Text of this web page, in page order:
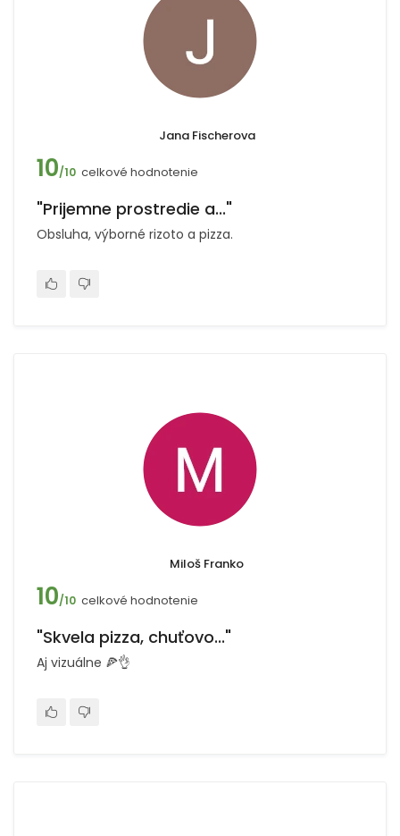
Jana Fischerova
10/10 celkové hodnotenie
"Prijemne prostredie a..."
Obsluha, výborné rizoto a pizza.
Miloš Franko
10/10 celkové hodnotenie
"Skvela pizza, chuťovo..."
Aj vizuálne 🍕👌